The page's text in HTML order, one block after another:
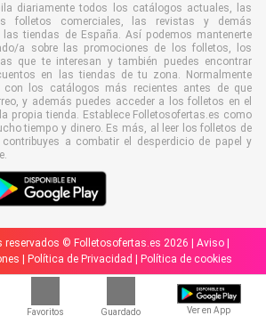
Favoritos Guardado Ver en App
diariamente todos los catálogos actuales, las
folletos comerciales, las revistas y demás
tiendas de España. Así podemos mantenerte
a sobre las promociones de los folletos, los
que te interesan y también puedes encontrar
en las tiendas de tu zona. Normalmente
con los catálogos más recientes antes de que
y además puedes acceder a los folletos en el
propia tienda. Establece Folletosofertas.es como
tiempo y dinero. Es más, al leer los folletos de
a combatir el desperdicio de papel y
reservados © Folletosofertas.es 2026 | Aviso|
Política de Privacidad Política de cookies